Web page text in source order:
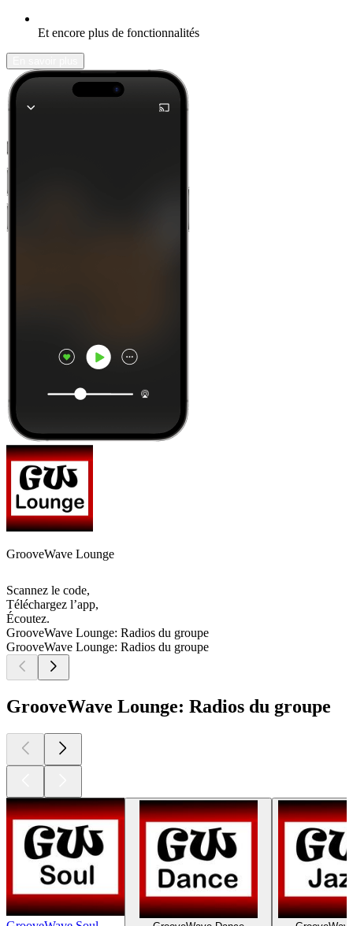
Et encore plus de fonctionnalités
GrooveWave Lounge
Scannez le code,
Téléchargez l’app,
Écoutez.
GrooveWave Lounge: Radios du groupe
GrooveWave Lounge: Radios du groupe
GrooveWave Lounge: Radios du groupe